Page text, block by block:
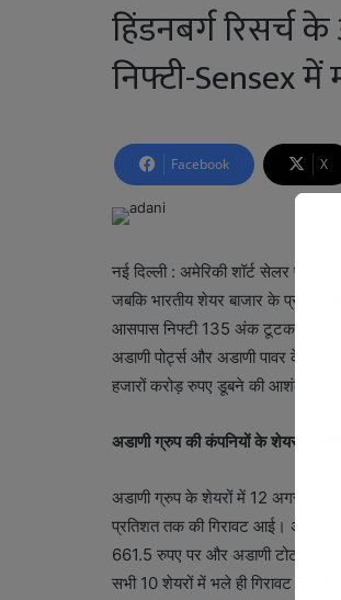
हिंडनबर्ग
निफ्टी-Sensex में
Facebook X
नई दिल्ली : अमेरिकी शॉर्ट सेलर फर्म
जबकि भारतीय शेयर बाजार के प्रमुख
आसपास निफ्टी 135 अंक टूटकर
अडाणी पोर्ट्स और अडाणी पावर के
हजारों करोड़ रुपए डूबने की आशंका है।
अडाणी ग्रुप की कंपनियों के शेयरों में भारी
अडाणी ग्रुप के शेयरों में 12 अगस्त को
प्रतिशत तक की गिरावट आई। अदानी
661.5 रुपए पर और अडाणी टोटल गैस
सभी 10 शेयरों में भले ही गिरावट आई है,